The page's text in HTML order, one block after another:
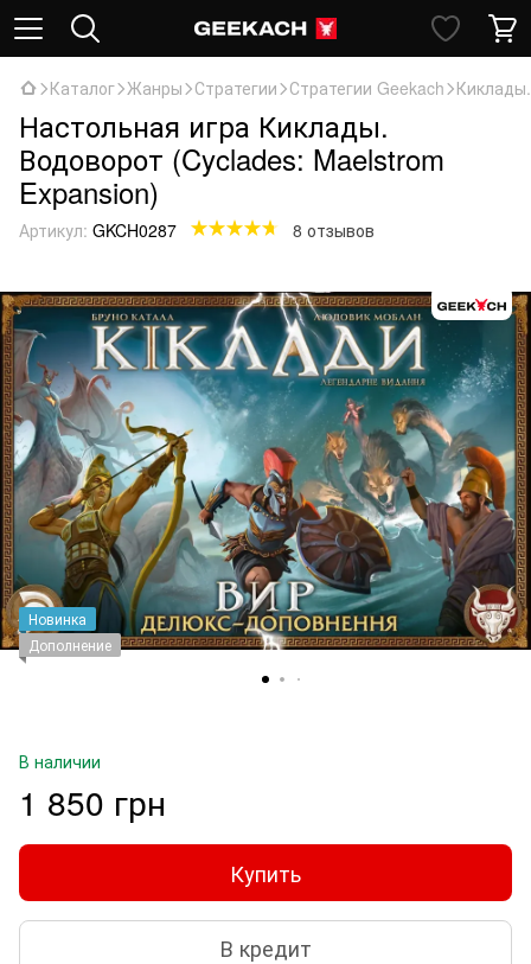
Каталог Жанры Стратегии Стратегии Geekach
Настольная игра Киклады.
Водоворот (Cyclades: Maelstrom
Expansion)
Артикул: GKCH0287 8 отзывов
Новинка
Дополнение
В наличии
1 850 грн
Купить
В кредит